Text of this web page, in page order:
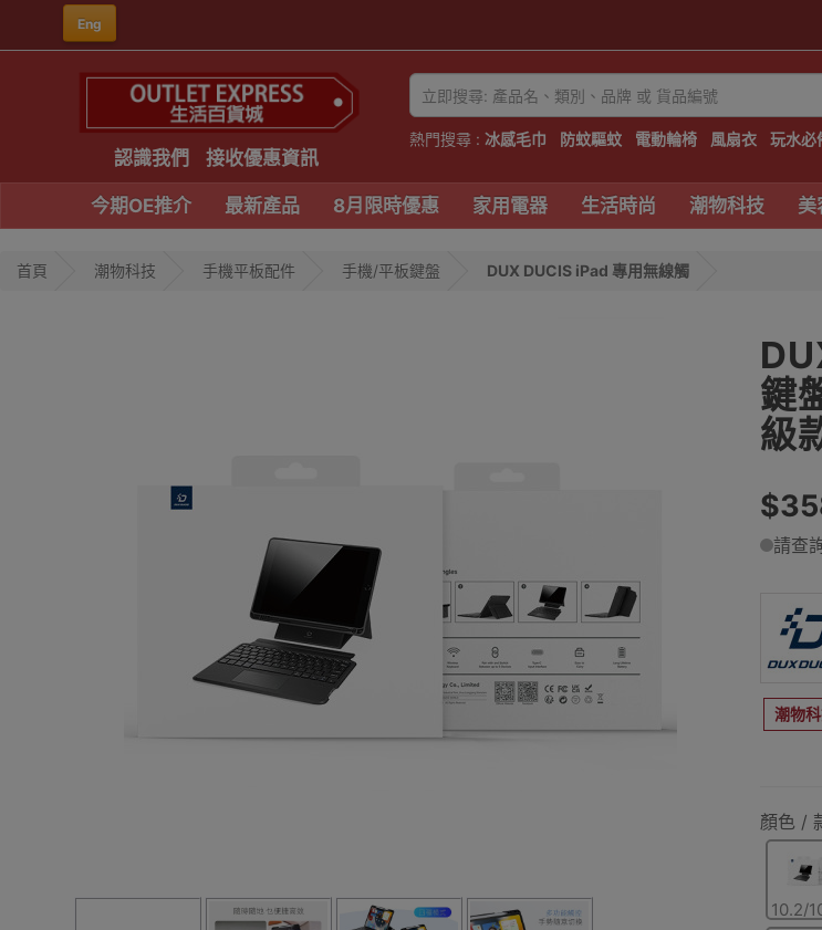
Eng
認識我們 接收優惠資訊
熱門搜尋 : 冰感毛巾 防蚊驅蚊 電動輪椅 風扇衣 玩水必
今期OE推介 最新產品 8月限時優惠 家用電器 生活時尚 潮物科技 美
首頁 潮物科技 手機平板配件 手機/平板鍵盤 DUX DUCIS iPad 專用無線觸
鍵
級
請查
潮物
顏色 /
10.2/